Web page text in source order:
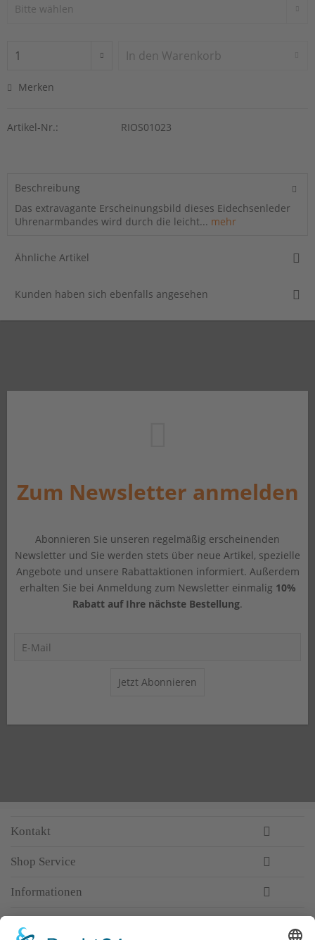
In den Warenkorb
Merken
Artikel-Nr.: RIOS01023
Beschreibung
Das extravagante Erscheinungsbild dieses Eidechsenleder
Uhrenarmbandes wird durch die leicht... mehr
Ähnliche Artikel
Kunden haben sich ebenfalls angesehen
Zum Newsletter anmelden
Abonnieren Sie unseren regelmäßig erscheinenden
Newsletter und Sie werden stets über neue Artikel, spezielle
Angebote und unsere Rabattaktionen informiert. Außerdem
erhalten Sie bei Anmeldung zum Newsletter einmalig 10%
Rabatt auf Ihre nächste Bestellung.
Jetzt Abonnieren
Kontakt
Shop Service
Informationen